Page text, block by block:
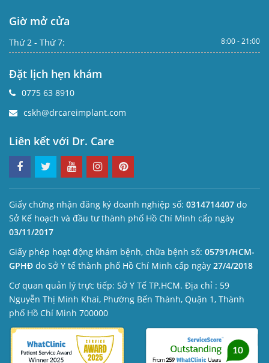
Giờ mở cửa
Thứ 2 - Thứ 7: 8:00 - 21:00
Đặt lịch hẹn khám
0775 63 8910
cskh@drcareimplant.com
Liên kết với Dr. Care
Giấy chứng nhận đăng ký doanh nghiệp số: 0314714407 do
Sở Kế hoạch và đầu tư thành phố Hồ Chí Minh cấp ngày
03/11/2017
Giấy phép hoạt động khám bệnh, chữa bệnh số: 05791/HCM-
GPHĐ do Sở Y tế thành phố Hồ Chí Minh cấp ngày 27/4/2018
Cơ quan quản lý trực tiếp: Sở Y Tế TP.HCM. Địa chỉ : 59
Nguyễn Thị Minh Khai, Phường Bến Thành, Quận 1, Thành
phố Hồ Chí Minh 700000